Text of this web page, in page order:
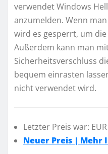
verwendet Windows
anzumelden. Wenn
wird es gesperrt, um
Außerdem kann man
Sicherheitsverschluss
bequem einrasten
nicht verwendet wird.
Letzter Preis war:
Neuer Preis | Mehr